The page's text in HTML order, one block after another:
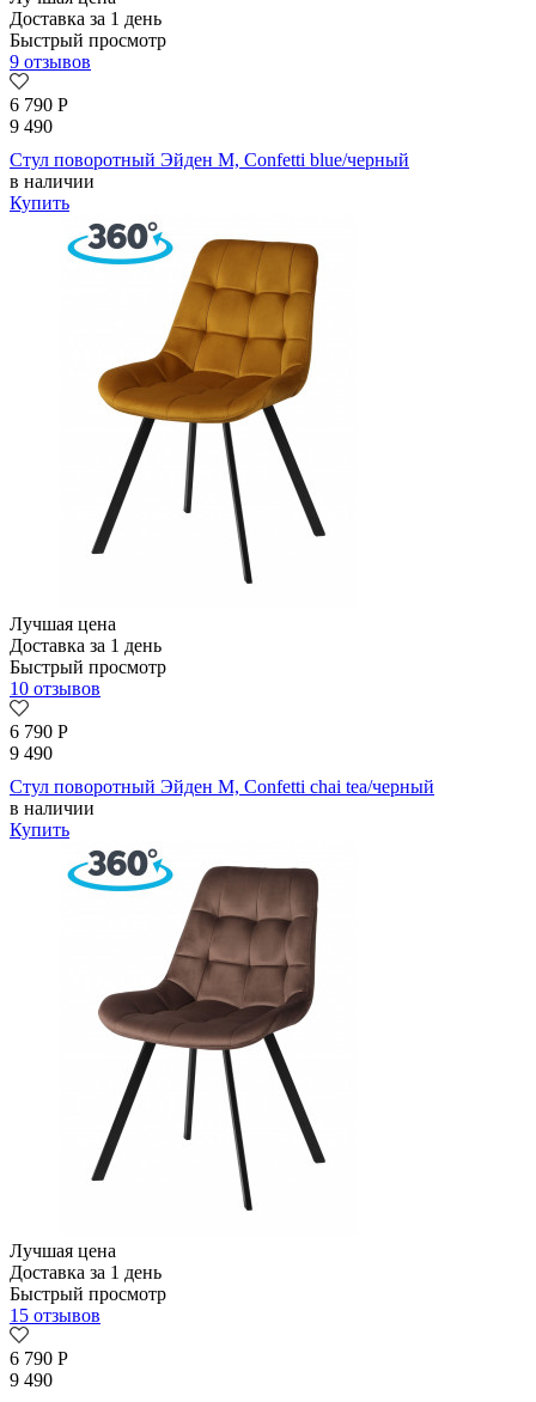
Доставка за 1 день
Быстрый просмотр
9 отзывов
6 790 Р
9 490
Стул поворотный Эйден М, Confetti blue/черный
в наличии
Купить
Лучшая цена
Доставка за 1 день
Быстрый просмотр
10 отзывов
6 790 Р
9 490
Стул поворотный Эйден М, Confetti chai tea/черный
в наличии
Купить
Лучшая цена
Доставка за 1 день
Быстрый просмотр
15 отзывов
6 790 Р
9 490